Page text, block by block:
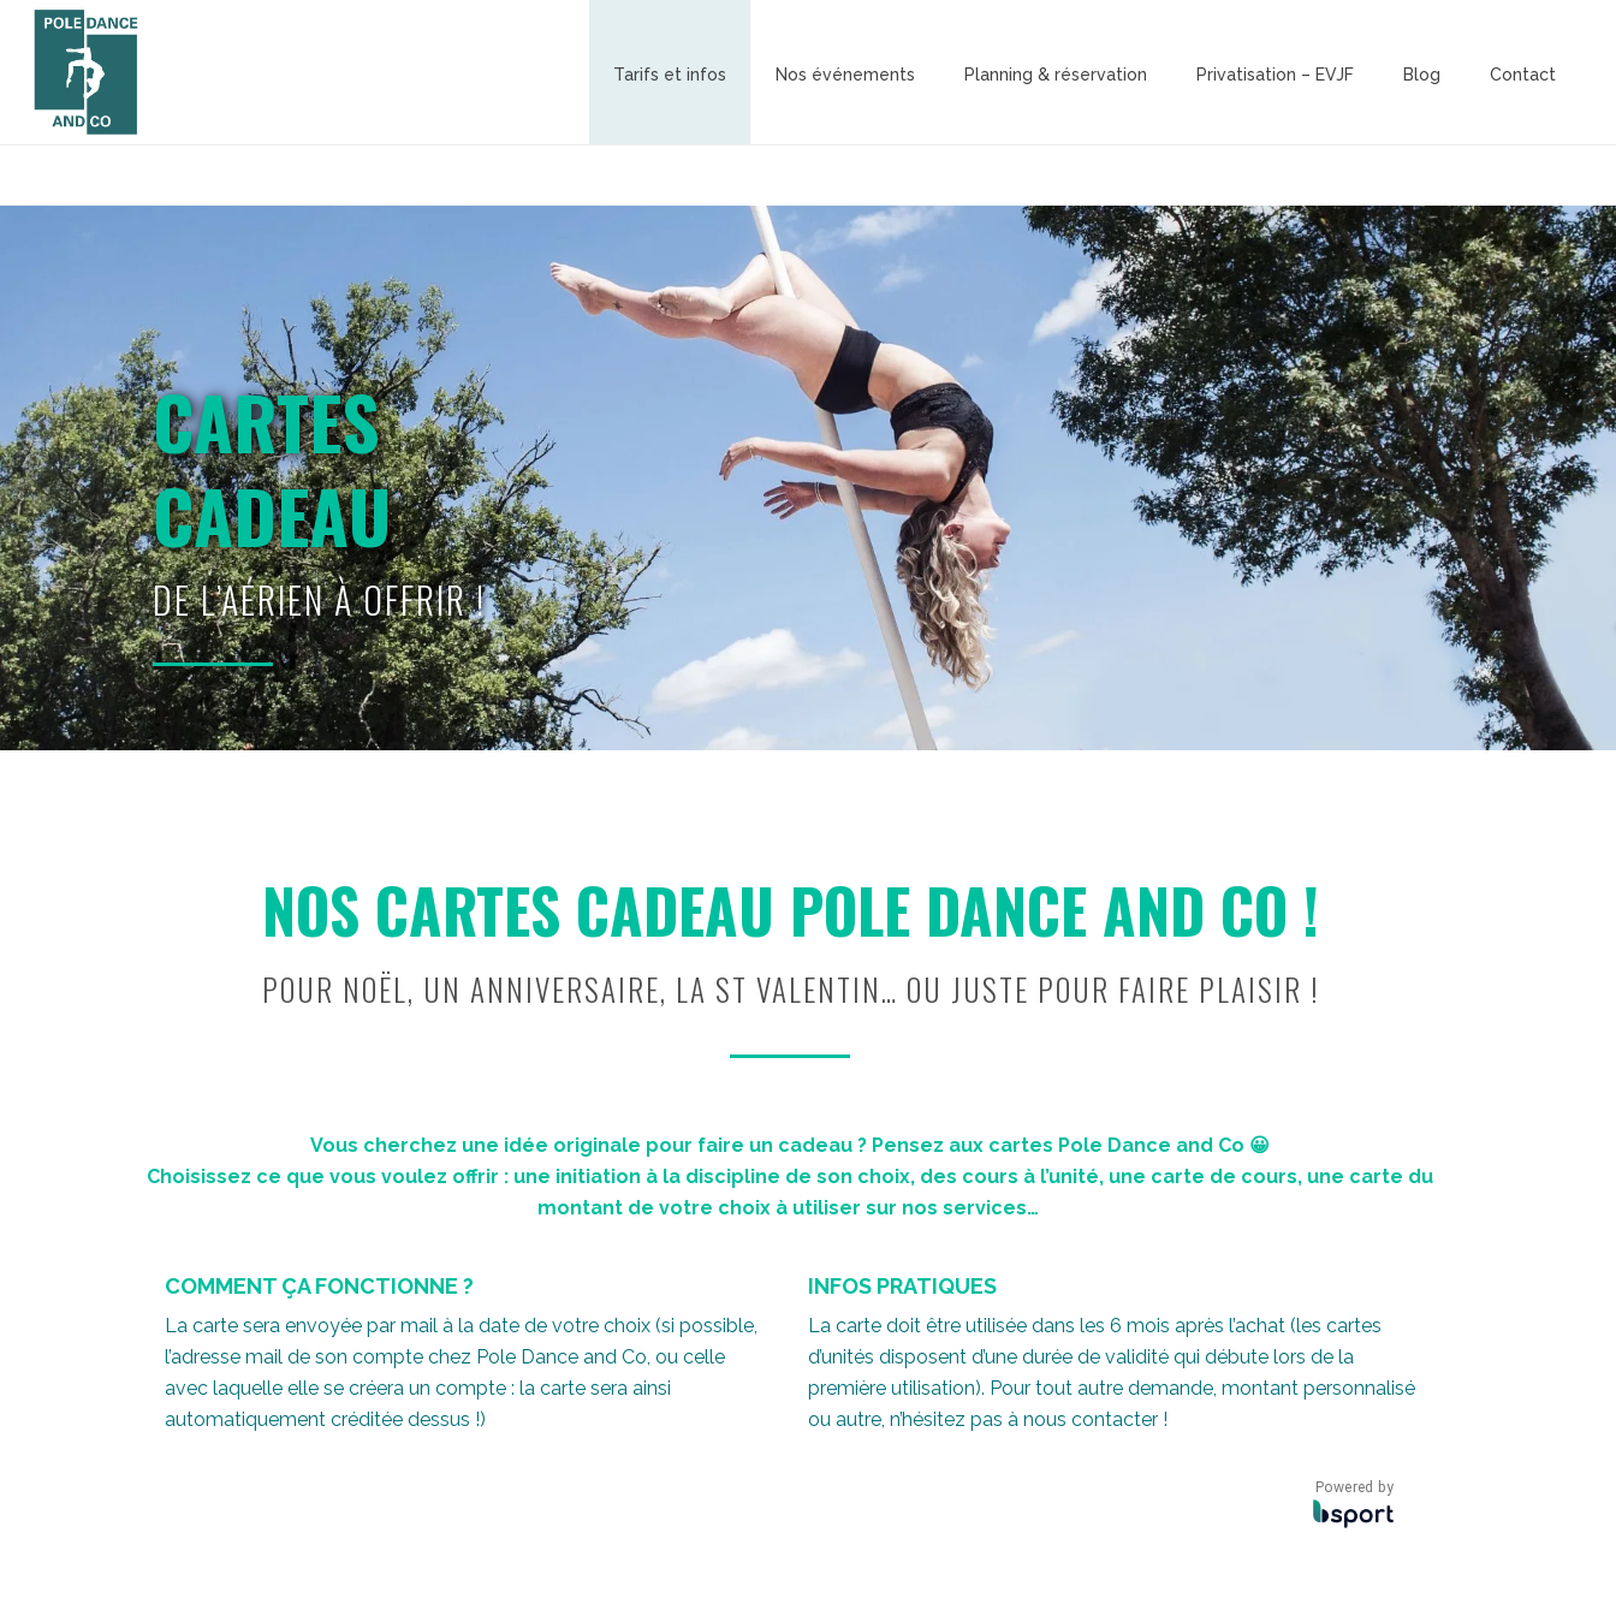
Tarifs et infos Nos événements Planning & réservation Privatisation – EVJF Blog Contact
CARTES
CADEAU
DE L’AÉRIEN À OFFRIR !
NOS CARTES CADEAU POLE DANCE AND CO !
POUR NOËL, UN ANNIVERSAIRE, LA ST VALENTIN… OU JUSTE POUR FAIRE PLAISIR !
Vous cherchez une idée originale pour faire un cadeau ? Pensez aux cartes Pole Dance and Co 😀
Choisissez ce que vous voulez offrir : une initiation à la discipline de son choix, des cours à l’unité, une carte de cours, une carte du
montant de votre choix à utiliser sur nos services…
COMMENT ÇA FONCTIONNE ?
La carte sera envoyée par mail à la date de votre choix (si possible,
l’adresse mail de son compte chez Pole Dance and Co, ou celle
avec laquelle elle se créera un compte : la carte sera ainsi
automatiquement créditée dessus !)
INFOS PRATIQUES
La carte doit être utilisée dans les 6 mois après l’achat (les cartes
d’unités disposent d’une durée de validité qui débute lors de la
première utilisation). Pour tout autre demande, montant personnalisé
ou autre, n’hésitez pas à nous contacter !
Powered by